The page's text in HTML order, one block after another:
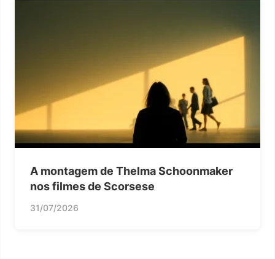
A montagem de Thelma Schoonmaker
nos filmes de Scorsese
31/07/2026